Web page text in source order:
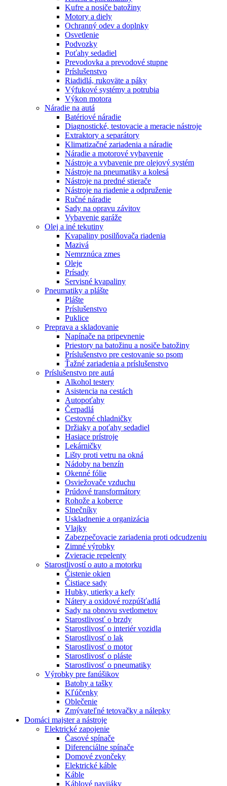
Kufre a nosiče batožiny
Motory a diely
Ochranný odev a doplnky
Osvetlenie
Podvozky
Poťahy sedadiel
Prevodovka a prevodové stupne
Príslušenstvo
Riadidlá, rukoväte a páky
Výfukové systémy a potrubia
Výkon motora
Náradie na autá
Batériové náradie
Diagnostické, testovacie a meracie nástroje
Extraktory a separátory
Klimatizačné zariadenia a náradie
Náradie a motorové vybavenie
Nástroje a vybavenie pre olejový systém
Nástroje na pneumatiky a kolesá
Nástroje na predné stierače
Nástroje na riadenie a odpruženie
Ručné náradie
Sady na opravu závitov
Vybavenie garáže
Olej a iné tekutiny
Kvapaliny posilňovača riadenia
Mazivá
Nemrznúca zmes
Oleje
Prísady
Servisné kvapaliny
Pneumatiky a plášte
Plášte
Príslušenstvo
Puklice
Preprava a skladovanie
Napínače na pripevnenie
Priestory na batožinu a nosiče batožiny
Príslušenstvo pre cestovanie so psom
Ťažné zariadenia a príslušenstvo
Príslušenstvo pre autá
Alkohol testery
Asistencia na cestách
Autopoťahy
Čerpadlá
Cestovné chladničky
Držiaky a poťahy sedadiel
Hasiace prístroje
Lekárničky
Lišty proti vetru na okná
Nádoby na benzín
Okenné fólie
Osviežovače vzduchu
Prúdové transformátory
Rohože a koberce
Slnečníky
Uskladnenie a organizácia
Vlajky
Zabezpečovacie zariadenia proti odcudzeniu
Zimné výrobky
Zvieracie repelenty
Starostlivostí o auto a motorku
Čistenie okien
Čistiace sady
Hubky, utierky a kefy
Nátery a oxidové rozpúšťadlá
Sady na obnovu svetlometov
Starostlivosť o brzdy
Starostlivosť o interiér vozidla
Starostlivosť o lak
Starostlivosť o motor
Starostlivosť o pláste
Starostlivosť o pneumatiky
Výrobky pre fanúšikov
Batohy a tašky
Kľúčenky
Oblečenie
Zmývateľné tetovačky a nálepky
Domáci majster a nástroje
Elektrické zapojenie
Časové spínače
Diferenciálne spínače
Domové zvončeky
Elektrické káble
Káble
Káblové navijáky